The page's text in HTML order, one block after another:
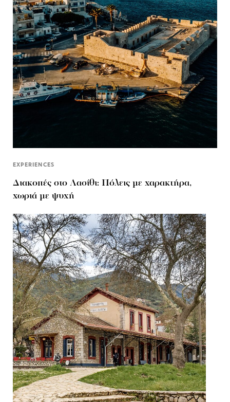
EXPERIENCES
Διακοπές στο Λασίθι: Πόλεις με χαρακτήρα,
χωριά με ψυχή